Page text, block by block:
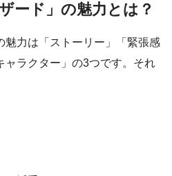
ード」の魅力とは？
魅力は「ストーリー」「緊張感
ャラクター」の3つです。それ